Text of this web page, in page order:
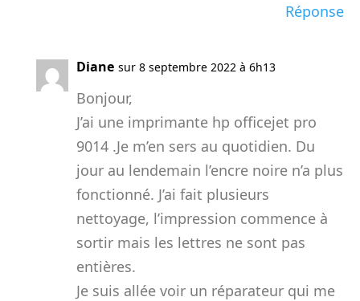
Réponse
Diane sur 8 septembre 2022 à 6h13
Bonjour,
J’ai une imprimante hp officejet pro
9014 .Je m’en sers au quotidien. Du
jour au lendemain l’encre noire n’a plus
fonctionné. J’ai fait plusieurs
nettoyage, l’impression commence à
sortir mais les lettres ne sont pas
entières.
Je suis allée voir un réparateur qui me